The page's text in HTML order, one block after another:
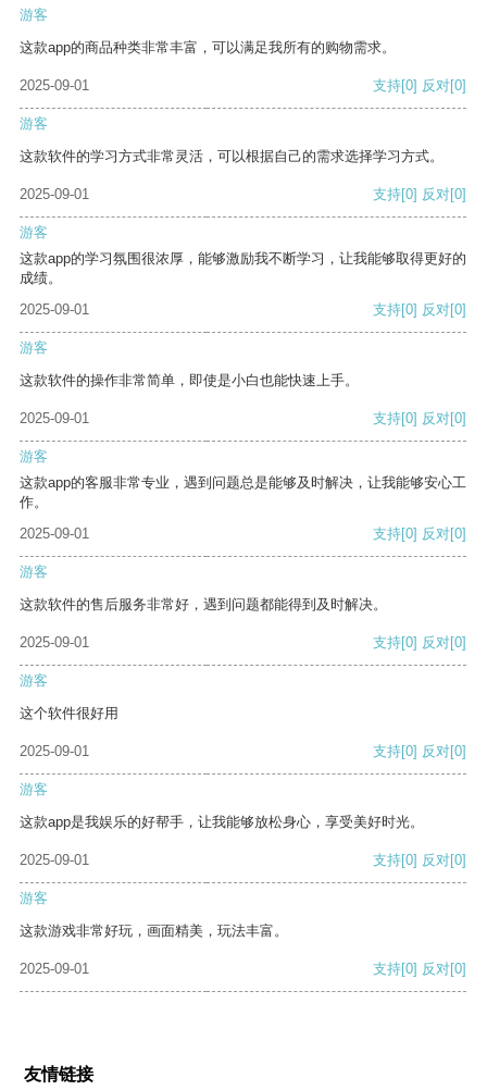
游客
这款app的商品种类非常丰富，可以满足我所有的购物需求。
2025-09-01 支持[0] 反对[0]
游客
这款软件的学习方式非常灵活，可以根据自己的需求选择学习方式。
2025-09-01 支持[0] 反对[0]
游客
这款app的学习氛围很浓厚，能够激励我不断学习，让我能够取得更好的
成绩。
2025-09-01
支持[0] 反对[0]
游客
这款软件的操作非常简单，即使是小白也能快速上手。
2025-09-01 支持[0] 反对[0]
游客
这款app的客服非常专业，遇到问题总是能够及时解决，让我能够安心工
作。
2025-09-01
支持[0] 反对[0]
游客
这款软件的售后服务非常好，遇到问题都能得到及时解决。
2025-09-01 支持[0] 反对[0]
游客
这个软件很好用
2025-09-01 支持[0] 反对[0]
游客
这款app是我娱乐的好帮手，让我能够放松身心，享受美好时光。
2025-09-01 支持[0] 反对[0]
游客
这款游戏非常好玩，画面精美，玩法丰富。
2025-09-01 支持[0] 反对[0]
友情链接